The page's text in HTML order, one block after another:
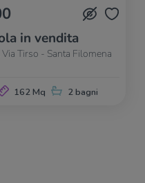
in vendita
Tirso - Santa Filomena
162 Mq 2 bagni